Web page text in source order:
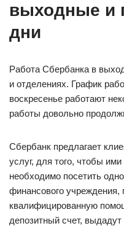
выходные и
дни
Работа Сбербанка в
и отделениях. График
воскресенье работают
работы довольно
Сбербанк предлагает
услуг, для того, чтобы
необходимо посетить
финансового учреждения,
квалифицированную
депозитный счет, выдадут